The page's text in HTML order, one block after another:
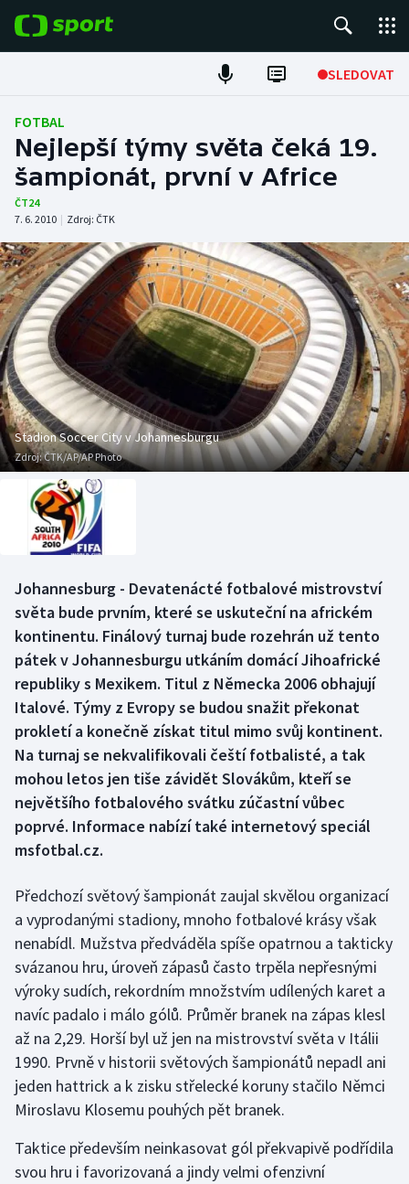
SLEDOVAT
Fotbal
Hokej
Tenis
Atletika
Cyklistika
DALŠÍ SPORTY
Americký fotbal
Baseball a softbal
Basketbal
Biatlon
Boby a skeleton
Box
Curling
Dostihy
Florbal
Futsal
Golf
Gymnastika
Házená
Jezdectví
Judo
Krasobruslení
Lezení
Moderní pětiboj
NEPŘEHLÉDNĚTE
Soutěže
Historické návraty
Aplikace ČT sport
AZ kvíz
FOTBAL
Nejlepší týmy světa čeká 19.
šampionát, první v Africe
ČT24
7. 6. 2010 | Zdroj: ČTK
Stadion Soccer City v Johannesburgu
Zdroj:ČTK/AP/AP Photo
Johannesburg - Devatenácté fotbalové mistrovství
světa bude prvním, které se uskuteční na africkém
kontinentu. Finálový turnaj bude rozehrán už tento
pátek v Johannesburgu utkáním domácí Jihoafrické
republiky s Mexikem. Titul z Německa 2006 obhajují
Italové. Týmy z Evropy se budou snažit překonat
prokletí a konečně získat titul mimo svůj kontinent.
Na turnaj se nekvalifikovali čeští fotbalisté, a tak
mohou letos jen tiše závidět Slovákům, kteří se
největšího fotbalového svátku zúčastní vůbec
poprvé. Informace nabízí také internetový speciál
msfotbal.cz.
Předchozí světový šampionát zaujal skvělou organizací
a vyprodanými stadiony, mnoho fotbalové krásy však
nenabídl. Mužstva předváděla spíše opatrnou a takticky
svázanou hru, úroveň zápasů často trpěla nepřesnými
výroky sudích, rekordním množstvím udílených karet a
navíc padalo i málo gólů. Průměr branek na zápas klesl
až na 2,29. Horší byl už jen na mistrovství světa v Itálii
1990. Prvně v historii světových šampionátů nepadl ani
jeden hattrick a k zisku střelecké koruny stačilo Němci
Miroslavu Klosemu pouhých pět branek.
Taktice především neinkasovat gól překvapivě podřídila
svou hru i favorizovaná a jindy velmi ofenzivní